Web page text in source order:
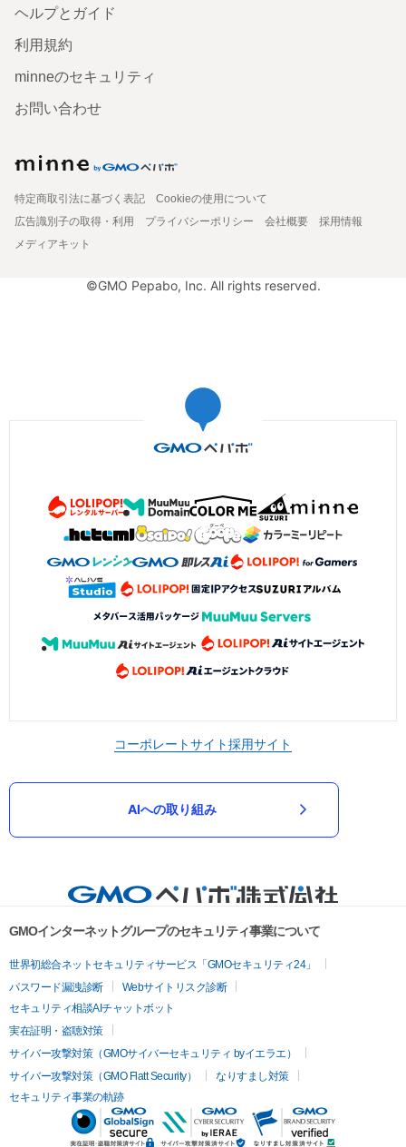
ヘルプとガイド
利用規約
minneのセキュリティ
お問い合わせ
特定商取引法に基づく表記
Cookieの使用について
広告識別子の取得・利用
プライバシーポリシー 会社概要
採用情報
メディアキット
©GMO Pepabo, Inc. All rights reserved.
コーポレートサイト採用サイト
AIへの取り組み
GMOインターネットグループのセキュリティ事業について
世界初総合ネットセキュリティサービス「GMOセキュリティ24」
パスワード漏洩診断
Webサイトリスク診断
セキュリティ相談AIチャットボット
実在証明・盗聴対策
サイバー攻撃対策（GMOサイバーセキュリティ byイエラエ）
サイバー攻撃対策（GMO Flatt Security）
なりすまし対策
セキュリティ事業の軌跡